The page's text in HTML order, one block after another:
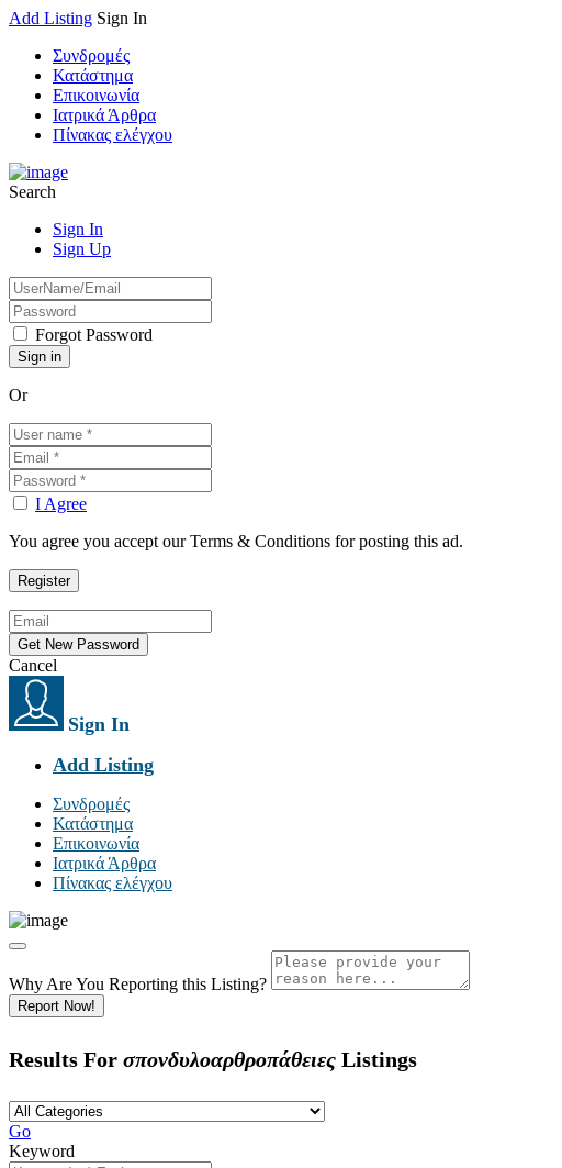
Add Listing Sign In
Συνδρομές
Κατάστημα
Επικοινωνία
Ιατρικά Άρθρα
Πίνακας ελέγχου
Search
Sign In
Sign Up
Forgot Password
Or
I Agree
You agree you accept our Terms & Conditions for posting this ad.
Cancel
Sign In
Add Listing
Συνδρομές
Κατάστημα
Επικοινωνία
Ιατρικά Άρθρα
Πίνακας ελέγχου
Why Are You Reporting this Listing?
Report Now!
Results For σπονδυλοαρθροπάθειες Listings
Go
Keyword